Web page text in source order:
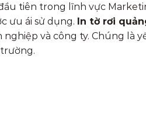
tiên trong lĩnh vực
ưu ái sử dụng. In tờ rơi
và công ty. Chúng là